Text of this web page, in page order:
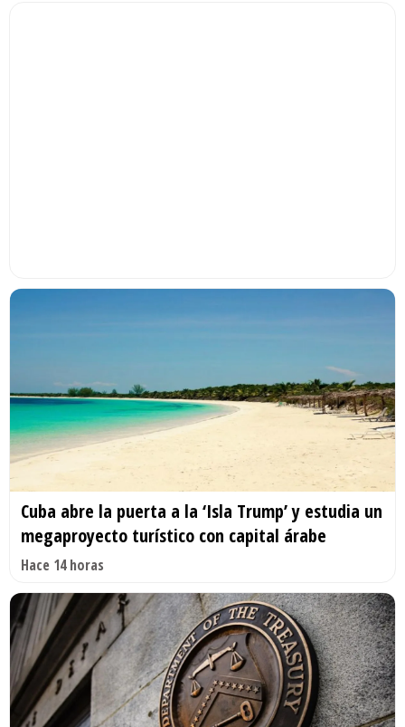
Cuba abre la puerta a la ‘Isla Trump’ y estudia un
megaproyecto turístico con capital árabe
Hace 14 horas